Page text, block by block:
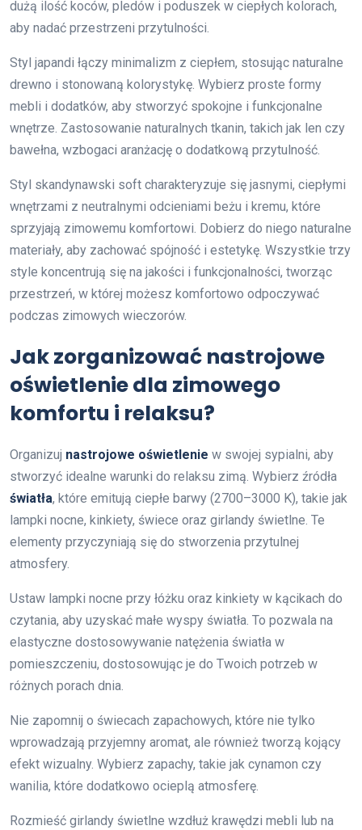
dużą ilość koców, pledów i poduszek w ciepłych kolorach,
aby nadać przestrzeni przytulności.
Styl japandi łączy minimalizm z ciepłem, stosując naturalne
drewno i stonowaną kolorystykę. Wybierz proste formy
mebli i dodatków, aby stworzyć spokojne i funkcjonalne
wnętrze. Zastosowanie naturalnych tkanin, takich jak len czy
bawełna, wzbogaci aranżację o dodatkową przytulność.
Styl skandynawski soft charakteryzuje się jasnymi, ciepłymi
wnętrzami z neutralnymi odcieniami beżu i kremu, które
sprzyjają zimowemu komfortowi. Dobierz do niego naturalne
materiały, aby zachować spójność i estetykę. Wszystkie trzy
style koncentrują się na jakości i funkcjonalności, tworząc
przestrzeń, w której możesz komfortowo odpoczywać
podczas zimowych wieczorów.
Jak zorganizować nastrojowe
oświetlenie dla zimowego
komfortu i relaksu?
Organizuj nastrojowe oświetlenie w swojej sypialni, aby
stworzyć idealne warunki do relaksu zimą. Wybierz źródła
światła, które emitują ciepłe barwy (2700–3000 K), takie jak
lampki nocne, kinkiety, świece oraz girlandy świetlne. Te
elementy przyczyniają się do stworzenia przytulnej
atmosfery.
Ustaw lampki nocne przy łóżku oraz kinkiety w kącikach do
czytania, aby uzyskać małe wyspy światła. To pozwala na
elastyczne dostosowywanie natężenia światła w
pomieszczeniu, dostosowując je do Twoich potrzeb w
różnych porach dnia.
Nie zapomnij o świecach zapachowych, które nie tylko
wprowadzają przyjemny aromat, ale również tworzą kojący
efekt wizualny. Wybierz zapachy, takie jak cynamon czy
wanilia, które dodatkowo ocieplą atmosferę.
Rozmieść girlandy świetlne wzdłuż krawędzi mebli lub na